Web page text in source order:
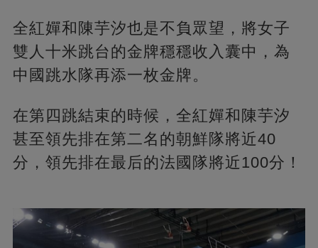
全紅嬋和陳芋汐也是不負眾望，將女子
雙人十米跳台的金牌穩穩收入囊中，為
中國跳水隊再添一枚金牌。
在第四跳結束的時候，全紅嬋和陳芋汐
甚至領先排在第二名的朝鮮隊將近40
分，領先排在最后的法國隊將近100分！